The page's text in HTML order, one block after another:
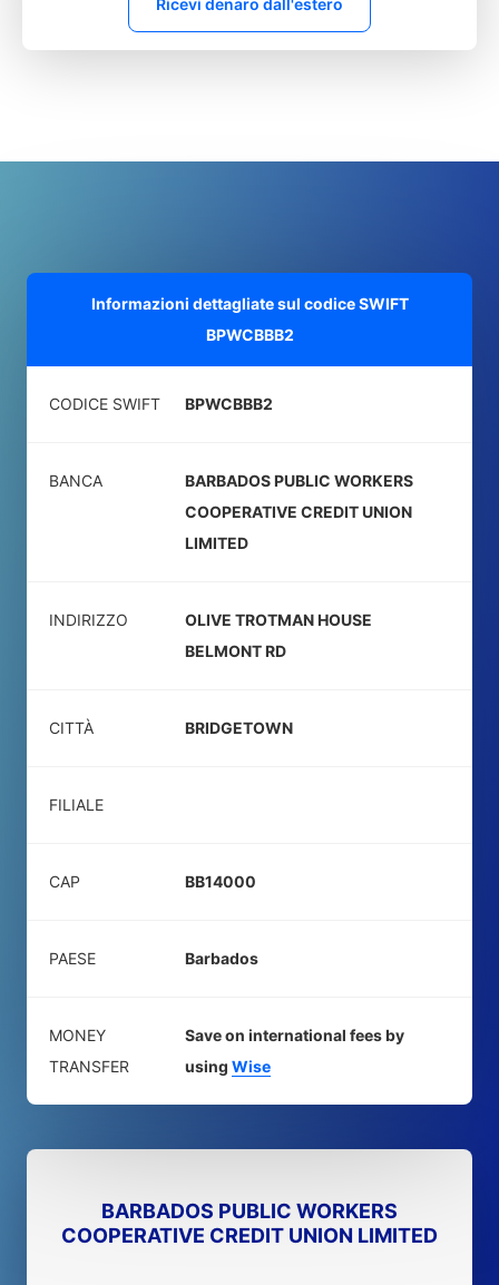
Ricevi denaro dall'estero
Informazioni dettagliate sul codice SWIFT
BPWCBBB2
CODICE SWIFT BPWCBBB2
BANCA
BARBADOS PUBLIC WORKERS
COOPERATIVE CREDIT UNION
LIMITED
INDIRIZZO
OLIVE TROTMAN HOUSE
BELMONT RD
CITTÀ BRIDGETOWN
FILIALE
CAP BB14000
PAESE Barbados
MONEY
TRANSFER
Save on international fees by
using Wise
BARBADOS PUBLIC WORKERS
COOPERATIVE CREDIT UNION LIMITED